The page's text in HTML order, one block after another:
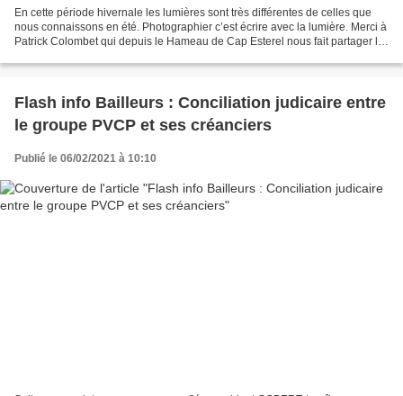
En cette période hivernale les lumières sont très différentes de celles que
nous connaissons en été. Photographier c’est écrire avec la lumière. Merci à
Patrick Colombet qui depuis le Hameau de Cap Esterel nous fait partager le
Flash info Bailleurs : Conciliation judicaire entre
le groupe PVCP et ses créanciers
Publié le 06/02/2021 à 10:10